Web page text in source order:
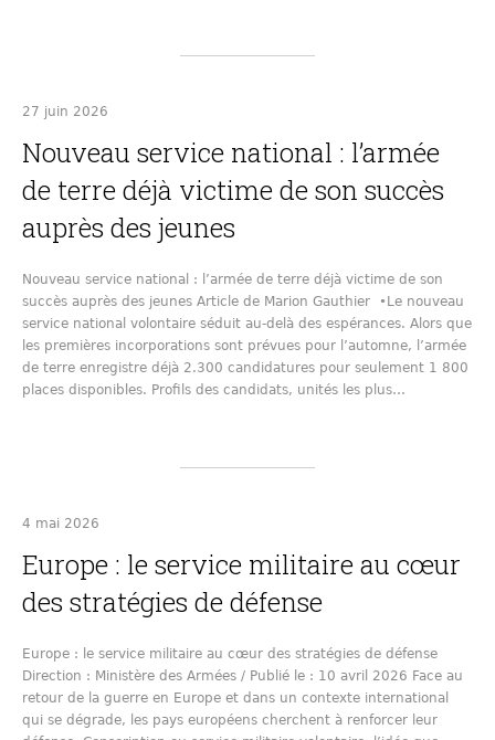
27 juin 2026
Nouveau service national : l’armée
de terre déjà victime de son succès
auprès des jeunes
Nouveau service national : l’armée de terre déjà victime de son
succès auprès des jeunes Article de Marion Gauthier •Le nouveau
service national volontaire séduit au-delà des espérances. Alors que
les premières incorporations sont prévues pour l’automne, l’armée
de terre enregistre déjà 2.300 candidatures pour seulement 1 800
places disponibles. Profils des candidats, unités les plus…
4 mai 2026
Europe : le service militaire au cœur
des stratégies de défense
Europe : le service militaire au cœur des stratégies de défense
Direction : Ministère des Armées / Publié le : 10 avril 2026 Face au
retour de la guerre en Europe et dans un contexte international
qui se dégrade, les pays européens cherchent à renforcer leur